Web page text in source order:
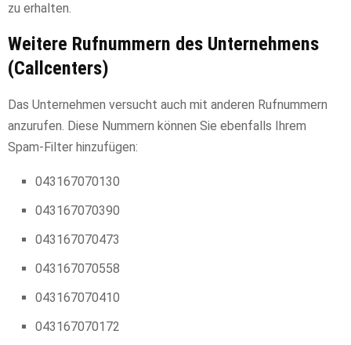
zu erhalten.
Weitere Rufnummern des Unternehmens
(Callcenters)
Das Unternehmen versucht auch mit anderen Rufnummern
anzurufen. Diese Nummern können Sie ebenfalls Ihrem
Spam-Filter hinzufügen:
043167070130
043167070390
043167070473
043167070558
043167070410
043167070172